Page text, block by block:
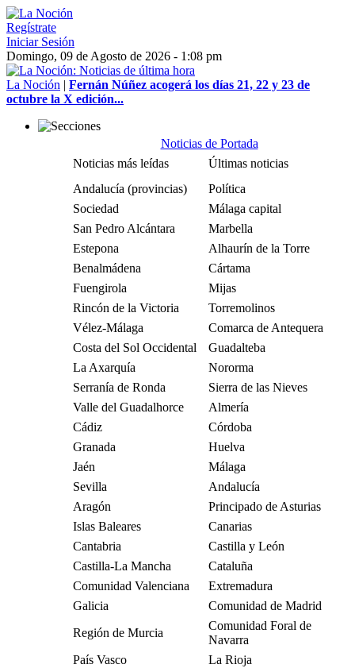
Regístrate
Iniciar Sesión
Domingo, 09 de Agosto de 2026 - 1:08 pm
La Noción | Fernán Núñez acogerá los días 21, 22 y 23 de
octubre la X edición...
Noticias de Portada
Noticias más leídas
Últimas noticias
Andalucía (provincias)
Política
Sociedad
Málaga capital
San Pedro Alcántara
Marbella
Estepona
Alhaurín de la Torre
Benalmádena
Cártama
Fuengirola
Mijas
Rincón de la Victoria
Torremolinos
Vélez-Málaga
Comarca de Antequera
Costa del Sol Occidental
Guadalteba
La Axarquía
Nororma
Serranía de Ronda
Sierra de las Nieves
Valle del Guadalhorce
Almería
Cádiz
Córdoba
Granada
Huelva
Jaén
Málaga
Sevilla
Andalucía
Aragón
Principado de Asturias
Islas Baleares
Canarias
Cantabria
Castilla y León
Castilla-La Mancha
Cataluña
Comunidad Valenciana
Extremadura
Galicia
Comunidad de Madrid
Región de Murcia
Comunidad Foral de
Navarra
País Vasco
La Rioja